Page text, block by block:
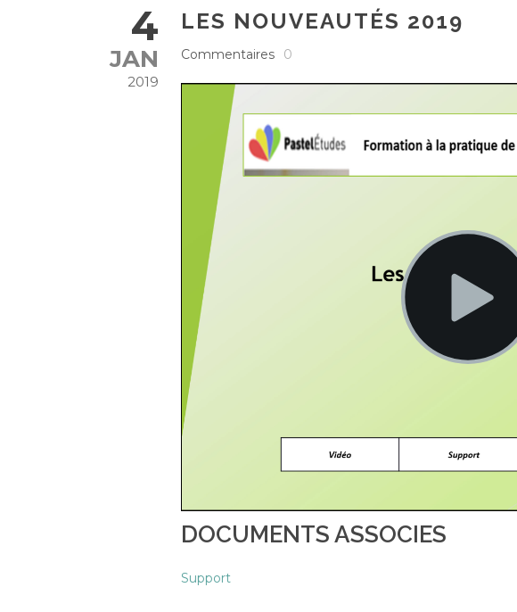
4
JAN
2019
LES NOUVEAUTÉS 2019
Commentaires 0
DOCUMENTS ASSOCIES
Support